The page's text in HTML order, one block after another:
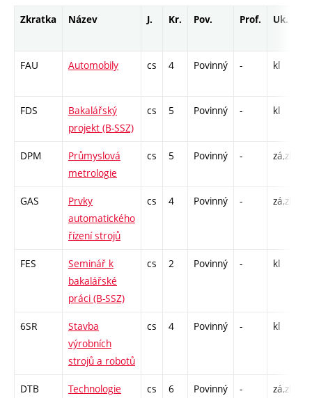
Zkratka Název J. Kr. Pov. Prof. Uk.
FAU Automobily cs 4 Povinný - kl
FDS
Bakalářský
projekt (B-SSZ)
cs 5 Povinný - kl
DPM
Průmyslová
metrologie
cs 5 Povinný - zá,zk
GAS
Prvky
automatického
řízení strojů
cs 4 Povinný - zá,zk
FES
Seminář k
bakalářské
práci (B-SSZ)
cs 2 Povinný - kl
6SR
Stavba
výrobních
strojů a robotů
cs 4 Povinný - kl
DTB
Technologie
cs 6 Povinný - zá,zk